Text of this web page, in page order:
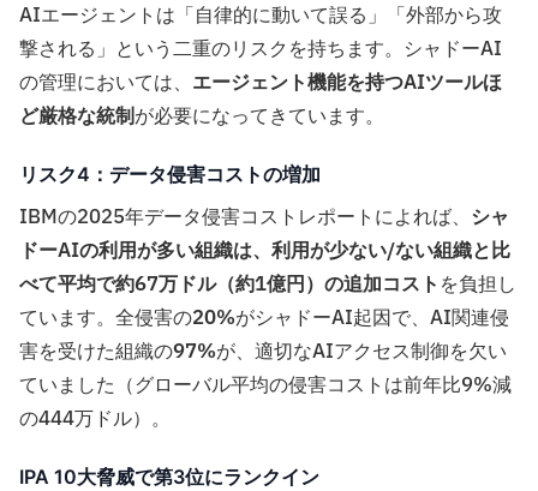
AIエージェントは「自律的に動いて誤る」「外部から攻
撃される」という二重のリスクを持ちます。シャドーAI
の管理においては、 エージェント機能を持つAIツールほ
ど厳格な統制が必要になってきています。
リスク4：データ侵害コストの増加
IBMの2025年データ侵害コストレポートによれば、 シャ
ドーAIの利用が多い組織は、利用が少ない/ない組織と比
べて平均で約67万ドル（約1億円）の追加コスト を負担し
ています。全侵害の20%がシャドーAI起因で、AI関連侵
害を受けた組織の97%が、適切なAIアクセス制御を欠い
ていました（グローバル平均の侵害コストは前年比9%減
の444万ドル）。
IPA 10大脅威で第3位にランクイン